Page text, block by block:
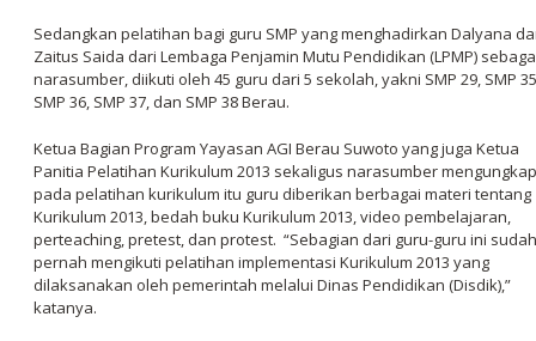
Sedangkan pelatihan bagi guru SMP yang menghadirkan Dalyana
Zaitus Saida dari Lembaga Penjamin Mutu Pendidikan (LPMP)
narasumber, diikuti oleh 45 guru dari 5 sekolah, yakni SMP 29, SMP
SMP 36, SMP 37, dan SMP 38 Berau.
Ketua Bagian Program Yayasan AGI Berau Suwoto yang juga Ketua
Panitia Pelatihan Kurikulum 2013 sekaligus narasumber
pada pelatihan kurikulum itu guru diberikan berbagai materi tentang
Kurikulum 2013, bedah buku Kurikulum 2013, video pembelajaran,
perteaching, pretest, dan protest. “Sebagian dari guru-guru ini sudah
pernah mengikuti pelatihan implementasi Kurikulum 2013 yang
dilaksanakan oleh pemerintah melalui Dinas Pendidikan (Disdik),”
katanya.